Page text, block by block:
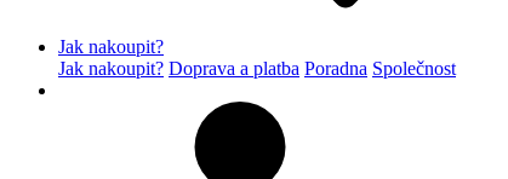
Jak nakoupit?
Jak nakoupit? Doprava a platba Poradna Společnost